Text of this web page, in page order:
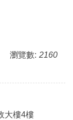
瀏覽數: 2160
大樓4樓